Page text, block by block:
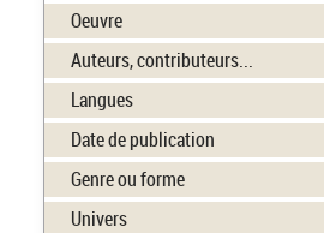
Oeuvre
Auteurs, contributeurs...
Langues
Date de publication
Genre ou forme
Univers